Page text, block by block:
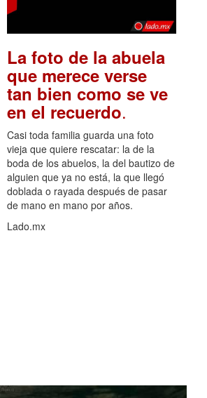
La foto de la abuela
que merece verse
tan bien como se ve
en el recuerdo.
Casi toda familia guarda una foto
vieja que quiere rescatar: la de la
boda de los abuelos, la del bautizo de
alguien que ya no está, la que llegó
doblada o rayada después de pasar
de mano en mano por años.
Lado.mx